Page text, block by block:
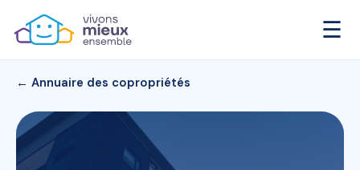
☰
← Annuaire des copropriétés